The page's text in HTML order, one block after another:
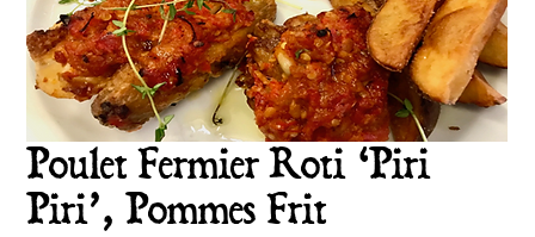
Poulet Fermier Roti ‘Piri
Piri’, Pommes Frit